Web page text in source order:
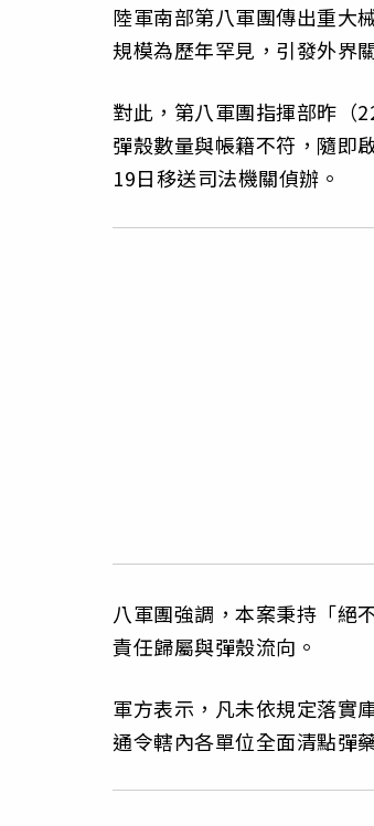
陸軍南部第八軍團傳出重大
規模為歷年罕見，引發外界
對此，第八軍團指揮部昨（
彈殼數量與帳籍不符，隨即
19日移送司法機關偵辦。
八軍團強調，本案秉持「絕
責任歸屬與彈殼流向。
軍方表示，凡未依規定落實
通令轄內各單位全面清點彈